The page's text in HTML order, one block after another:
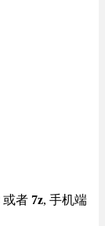
或者 7z, 手机端